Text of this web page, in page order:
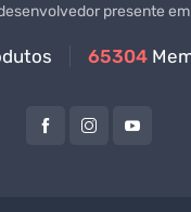
presente
65304